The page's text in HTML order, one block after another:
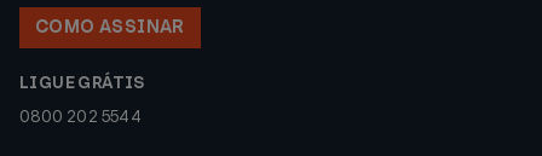
COMO ASSINAR
LIGUE GRÁTIS
0800 202 5544